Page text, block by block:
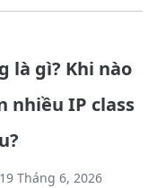
là gì? Khi nào
nhiều IP class
Tháng 6, 2026